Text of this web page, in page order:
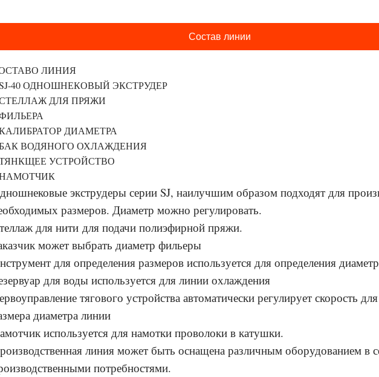
Состав линии
ЛИНИЯ
40 ОДНОШНЕКОВЫЙ ЭКСТРУДЕР
ДЛЯ ПРЯЖИ
ДИАМЕТРА
ВОДЯНОГО ОХЛАЖДЕНИЯ
УСТРОЙСТВО
экструдеры серии SJ, наилучшим образом подходят для
размеров. Диаметр можно регулировать.
для нити для подачи полиэфирной пряжи.
может выбрать диаметр фильеры
для определения размеров используется для определения
для воды используется для линии охлаждения
тягового устройства автоматически регулирует скорость
диаметра линии
используется для намотки проволоки в катушки.
линия может быть оснащена различным оборудованием в
потребностями.